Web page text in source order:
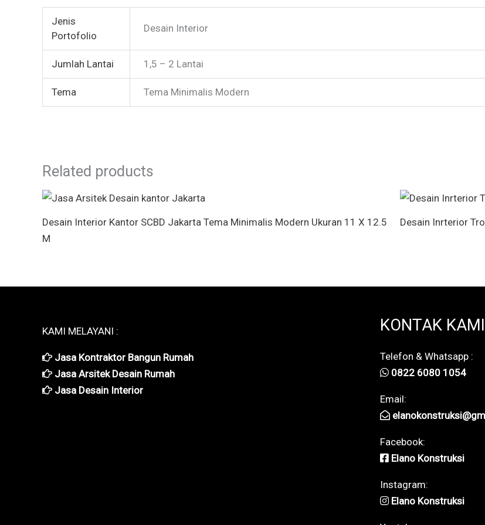
Jenis
Portofolio
Desain Interior
Jumlah Lantai 1,5 – 2 Lantai
Tema Tema Minimalis Modern
Related products
Desain Interior Kantor SCBD Jakarta Tema Minimalis Modern Ukuran 11 X 12.5
M
Desain Inrterior
KAMI MELAYANI :
Jasa Kontraktor Bangun Rumah
Jasa Arsitek Desain Rumah
Jasa Desain Interior
KONTAK KAMI
Telefon & Whatsapp :
0822 6080 1054
Email:
Facebook:
Elano Konstruksi
Instagram:
Elano Konstruksi